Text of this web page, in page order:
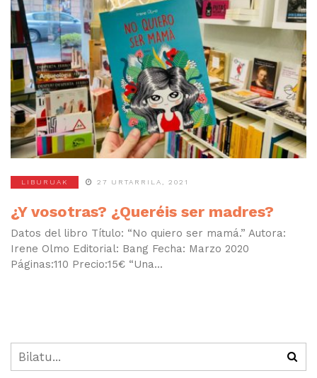
LIBURUAK 27 URTARRILA, 2021
¿Y vosotras? ¿Queréis ser madres?
Datos del libro Título: “No quiero ser mamá.” Autora:
Irene Olmo Editorial: Bang Fecha: Marzo 2020
Páginas:110 Precio:15€ “Una...